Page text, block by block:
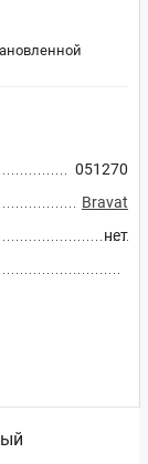
051270
Bravat
нет